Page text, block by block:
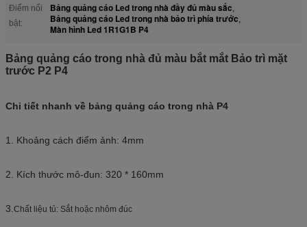
Điểm nổi
bật:
Bảng quảng cáo Led trong nhà đầy đủ màu sắc,
Bảng quảng cáo Led trong nhà bảo trì phía trước,
Màn hình Led 1R1G1B P4
Bảng quảng cáo trong nhà đủ màu bắt mắt Bảo trì mặt
trước P2 P4
Chi tiết nhanh về bảng quảng cáo trong nhà P4
1. Khoảng cách điểm ảnh: 4mm
2. Kích thước mô-đun: 320 * 160mm
3. Chất liệu tủ: Sắt hoặc nhôm đúc